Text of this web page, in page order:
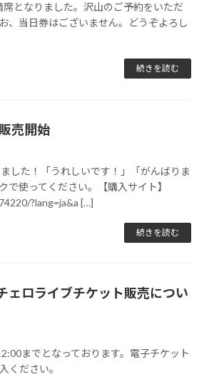
となりました。沢山のご予約をいただ
、当日券はございません。どうぞよろし
続きを読む
売開始
した！「うれしいです！」「がんばりま
で使ってください。【購入サイト】
?lang=ja&a […]
続きを読む
ェロライブチケット販売につい
までとなっております。電子チケット
ください。